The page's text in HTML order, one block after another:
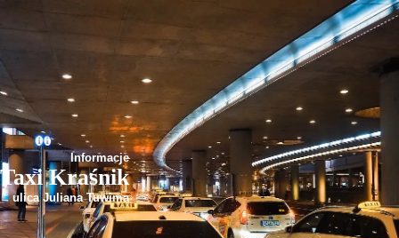
Informacje
Taxi Kraśnik
ulica Juliana Tuwima